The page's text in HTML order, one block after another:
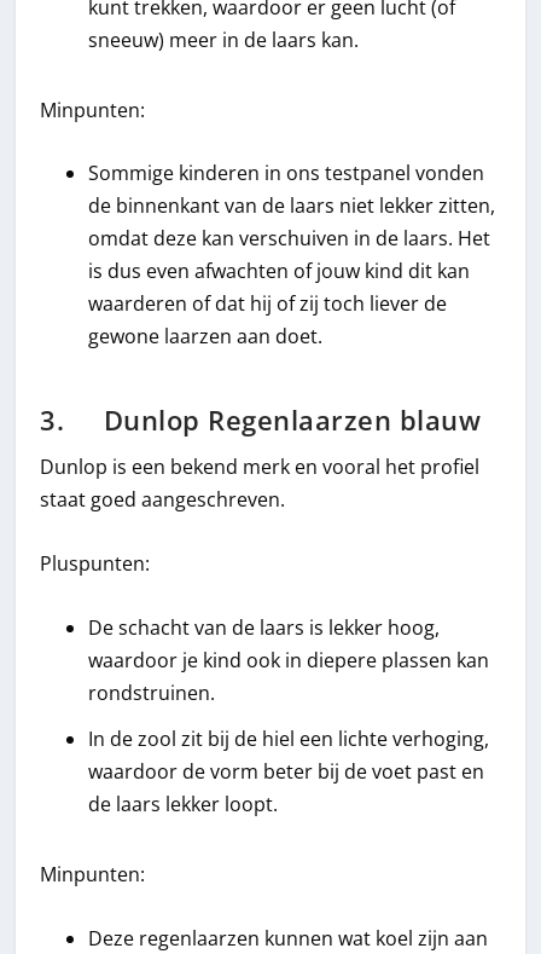
kunt trekken, waardoor er geen lucht (of
sneeuw) meer in de laars kan.
Minpunten:
Sommige kinderen in ons testpanel vonden
de binnenkant van de laars niet lekker zitten,
omdat deze kan verschuiven in de laars. Het
is dus even afwachten of jouw kind dit kan
waarderen of dat hij of zij toch liever de
gewone laarzen aan doet.
3. Dunlop Regenlaarzen blauw
Dunlop is een bekend merk en vooral het profiel
staat goed aangeschreven.
Pluspunten:
De schacht van de laars is lekker hoog,
waardoor je kind ook in diepere plassen kan
rondstruinen.
In de zool zit bij de hiel een lichte verhoging,
waardoor de vorm beter bij de voet past en
de laars lekker loopt.
Minpunten:
Deze regenlaarzen kunnen wat koel zijn aan